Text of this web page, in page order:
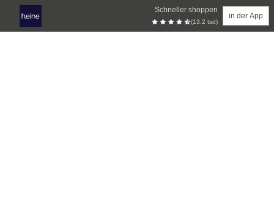
Schneller shoppen
(13.2 tsd)
in der App